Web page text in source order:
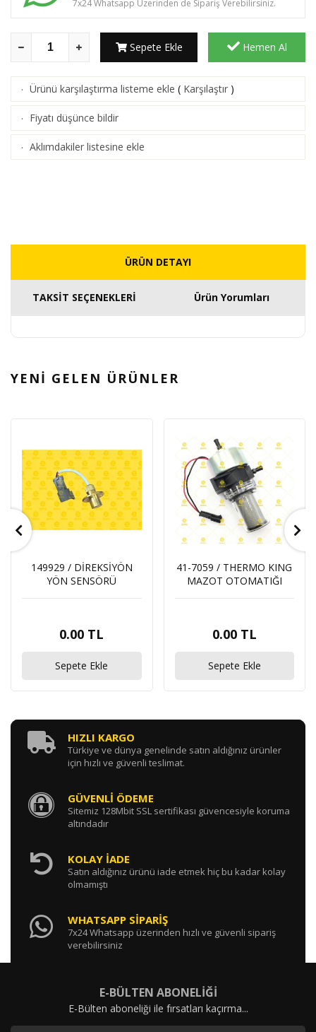
7x24 Whatsapp Üzerinden de Sipariş Verebilirsiniz.
Sepete Ekle Hemen Al
· Ürünü karşılaştırma listeme ekle ( Karşılaştır )
· Fiyatı düşünce bildir
· Aklımdakiler listesine ekle
ÜRÜN DETAYI
TAKSİT SEÇENEKLERİ Ürün Yorumları
YENİ GELEN ÜRÜNLER
149929 / DİREKSİYÖN
YÖN SENSÖRÜ
0.00 TL
Sepete Ekle
41-7059 / THERMO KING
MAZOT OTOMATIĞI
0.00 TL
Sepete Ekle
HIZLI KARGO
Türkiye ve dünya genelinde satın aldığınız ürünler
için hızlı ve güvenli teslimat.
GÜVENLİ ÖDEME
Sitemiz 128Mbit SSL sertifikası güvencesiyle koruma
altındadır
KOLAY İADE
Satın aldığınız ürünü iade etmek hiç bu kadar kolay
olmamıştı
WHATSAPP SİPARİŞ
7x24 Whatsapp üzerinden hızlı ve güvenli sipariş
verebilirsiniz
E-BÜLTEN ABONELİĞİ
E-Bülten aboneliği ile fırsatları kaçırma...